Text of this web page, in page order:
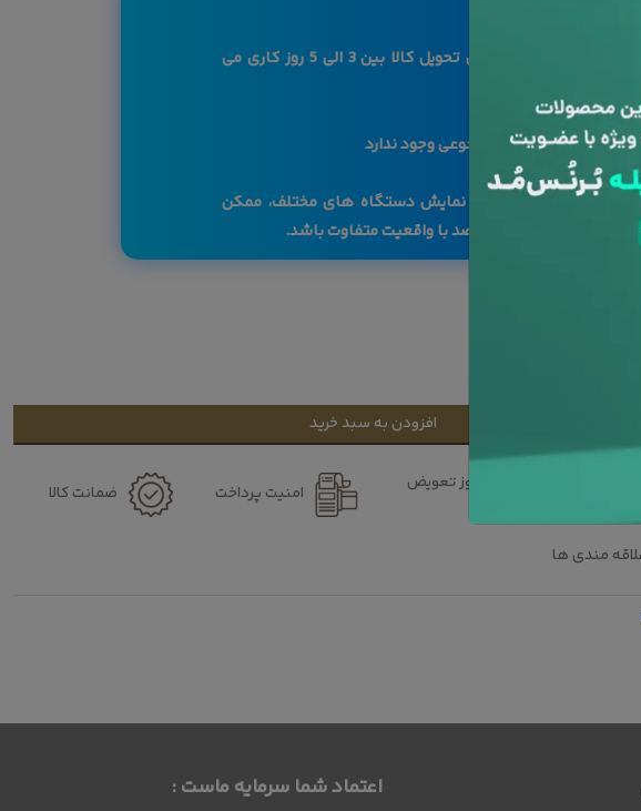
کاربرگرامی لازم به ذکر است بازه زمانی تحویل کالا بین 3 الی 5 روز کاری می
بودن کالا ، امکان مرجوعی وجود ندارد
تفاوت رنگ ها در صفحه نمایش دستگاه های مختلف، ممکن
تا 10 درصد با واقعیت متفاوت باشد.
افزودن به سبد خرید
۷ روز تعویض
امنیت پرداخت ضمانت کالا
مندی ها
اعتماد شما سرمایه ماست :